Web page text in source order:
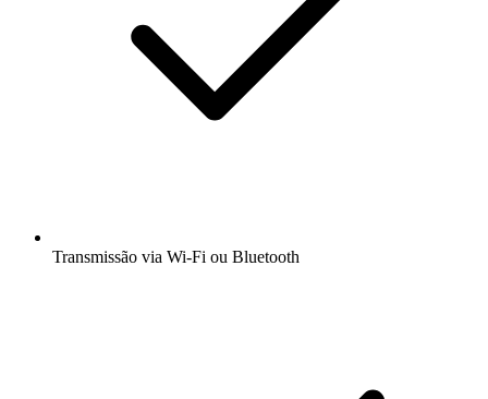
Transmissão via Wi-Fi ou Bluetooth